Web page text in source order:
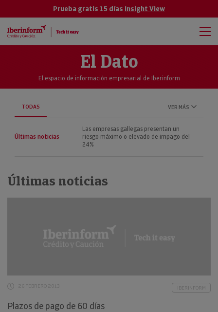
Prueba gratis 15 días Insight View
El Dato
El espacio de información empresarial de Iberinform
TODAS VER MÁS
Últimas noticias
Las empresas gallegas presentan un
riesgo máximo o elevado de impago del
24%
Últimas noticias
26 FEBRERO 2013 IBERINFORM
Plazos de pago de 60 días